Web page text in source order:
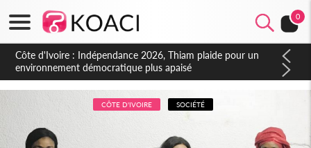
0
Côte d'Ivoire : Concours INFAS 2026, les convocations
seront disponibles à compter du samedi
CÔTE D'IVOIRE SOCIÉTÉ